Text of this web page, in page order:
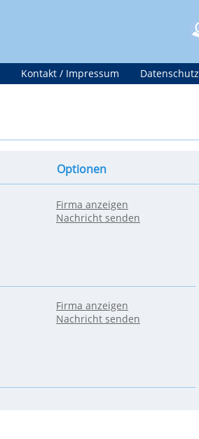
Kontakt / Impressum Datenschutz
Optionen
Firma anzeigen
Nachricht senden
Firma anzeigen
Nachricht senden